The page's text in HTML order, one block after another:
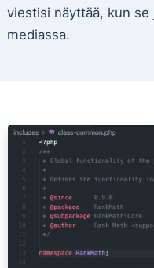
viestisi näyttää, kun se
mediassa.